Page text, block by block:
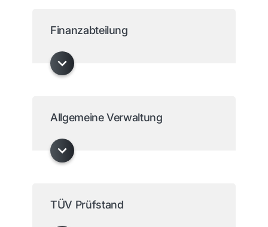
Finanzabteilung
Allgemeine Verwaltung
TÜV Prüfstand